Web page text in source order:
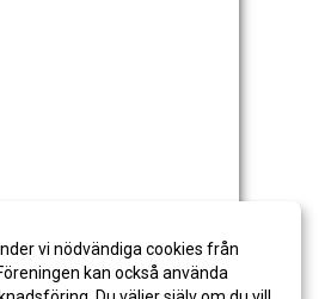
vi nödvändiga cookies från
kan också använda